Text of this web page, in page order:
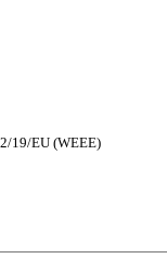
19/EU (WEEE)